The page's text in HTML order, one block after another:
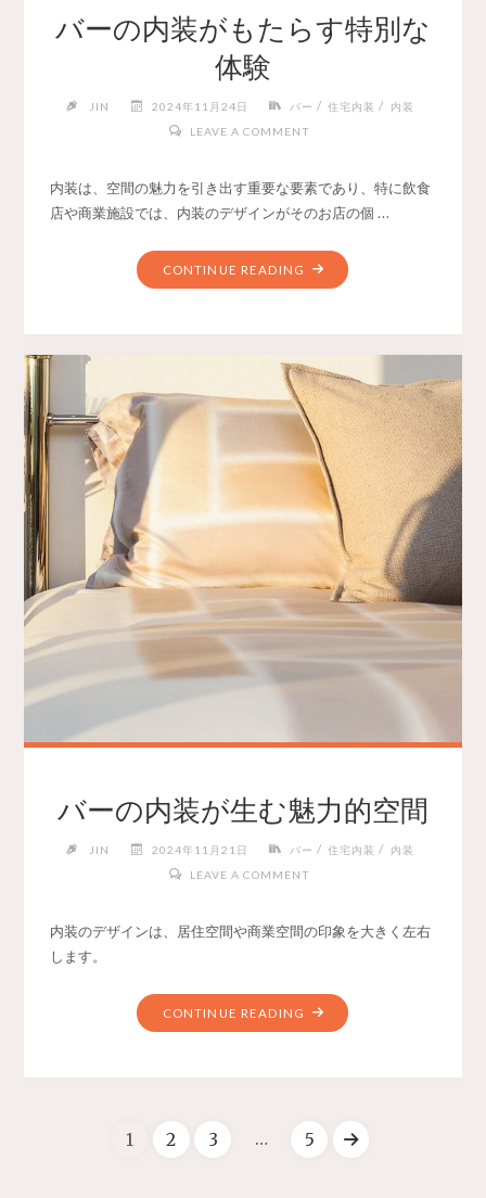
バーの内装がもたらす特別な
体験
JIN 2024年11月24日 バー / 住宅内装 /
内装
LEAVE A COMMENT
内装は、空間の魅力を引き出す重要な要素であり、特に飲食
店や商業施設では、内装のデザインがそのお店の個 …
CONTINUE READING
バーの内装が生む魅力的空間
JIN 2024年11月21日 バー / 住宅内装 /
内装
LEAVE A COMMENT
内装のデザインは、居住空間や商業空間の印象を大きく左右
します。
CONTINUE READING
1 2 3 … 5